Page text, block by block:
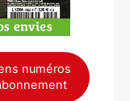
numéros